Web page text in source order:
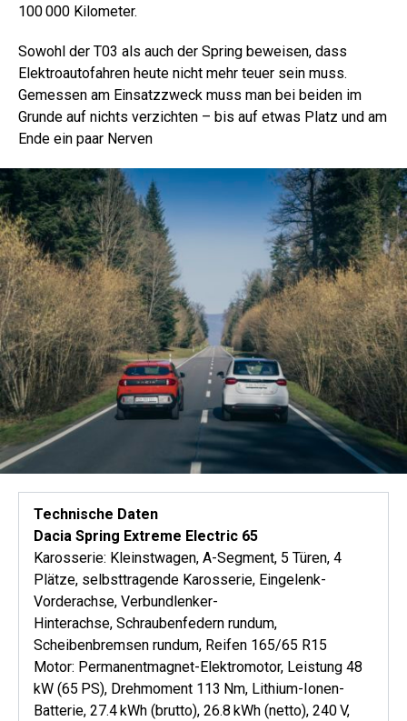
100 000 Kilometer.
Sowohl der T03 als auch der Spring beweisen, dass
Elektroautofahren heute nicht mehr teuer sein muss.
Gemessen am Einsatzzweck muss man bei beiden im
Grunde auf nichts verzichten – bis auf etwas Platz und am
Ende ein paar Nerven
Technische Daten
Dacia Spring Extreme Electric 65
Karosserie: Kleinstwagen, A-Segment, 5 Türen, 4
Plätze, selbsttragende Karosserie, Eingelenk-
Vorderachse, Verbundlenker-
Hinterachse, Schraubenfedern rundum,
Scheibenbremsen rundum, Reifen 165/65 R15
Motor: Permanentmagnet-Elektromotor, Leistung 48
kW (65 PS), Drehmoment 113 Nm, Lithium-Ionen-
Batterie, 27.4 kWh (brutto), 26.8 kWh (netto), 240 V,